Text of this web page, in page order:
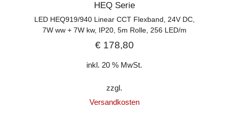
HEQ Serie
LED HEQ919/940 Linear CCT Flexband, 24V DC,
7W ww + 7W kw, IP20, 5m Rolle, 256 LED/m
€178,80
inkl. 20 % MwSt.
zzgl.
Versandkosten